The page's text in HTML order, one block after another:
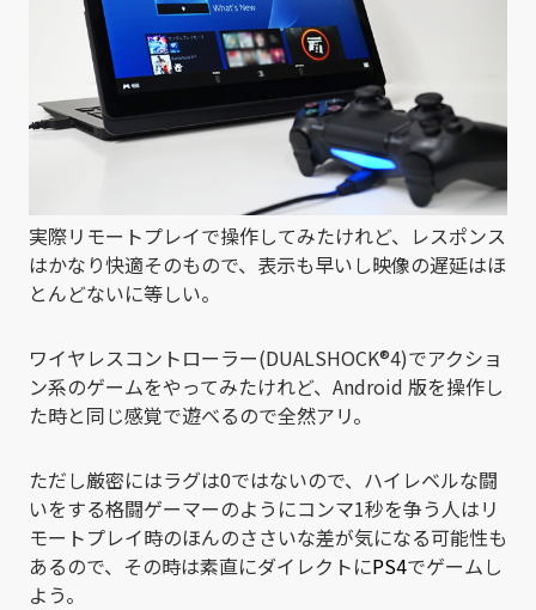
実際リモートプレイで操作してみたけれど、レスポンス
はかなり快適そのもので、表示も早いし映像の遅延はほ
とんどないに等しい。
ワイヤレスコントローラー(DUALSHOCK®4)でアクショ
ン系のゲームをやってみたけれど、Android 版を操作し
た時と同じ感覚で遊べるので全然アリ。
ただし厳密にはラグは0ではないので、ハイレベルな闘
いをする格闘ゲーマーのようにコンマ1秒を争う人はリ
モートプレイ時のほんのささいな差が気になる可能性も
あるので、その時は素直にダイレクトにPS4でゲームし
よう。